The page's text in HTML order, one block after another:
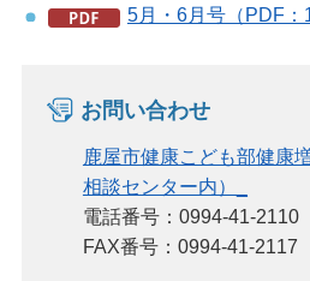
5月・6月号（PDF：
お問い合わせ
鹿屋市健康こども部健康
相談センター内）_
電話番号：0994-41-2110
FAX番号：0994-41-2117